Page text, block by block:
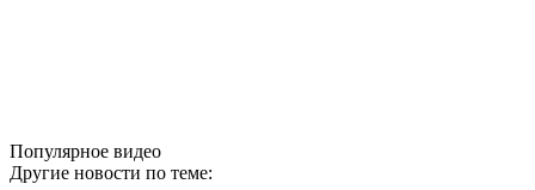
Популярное видео
Другие новости по теме: